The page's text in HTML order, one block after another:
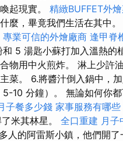
起現實。 精緻BUFFET外
麼，畢竟我們生活在其中。
專業可信的外燴廠商 逢甲脊
和 5 湯匙小蘇打加入溫熱
物用中火煎炸。 淋上少許
菜。 6.將醬汁倒入鍋中，
10 分鐘）。 無論如何你
子餐多少錢 家事服務有哪些
米其林星。 全口重建 月子
人的阿雷斯小鎮，他們開